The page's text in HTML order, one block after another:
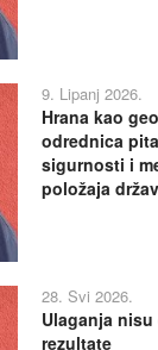
9. Lipanj 2026.
Hrana kao
odrednica
sigurnosti i
položaja
28. Svi 2026.
Ulaganja
rezultate